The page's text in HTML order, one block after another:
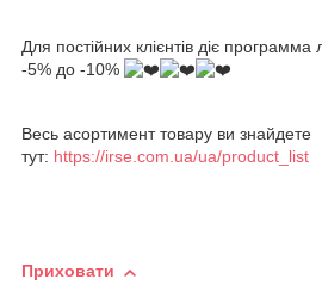
Для постійних клієнтів діє программа
-5% до -10%
Весь асортимент товару ви знайдете
тут: https://irse.com.ua/ua/product_list
Приховати